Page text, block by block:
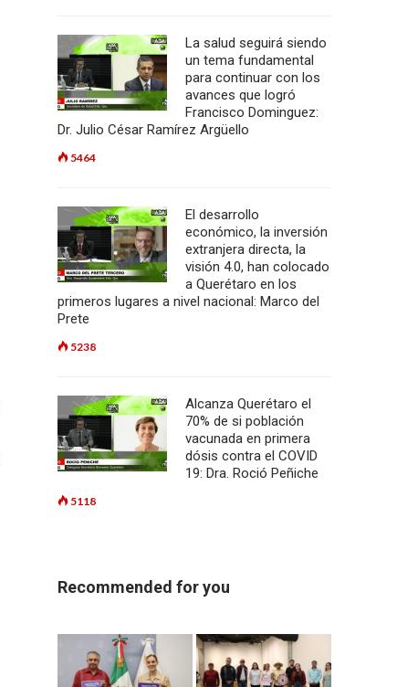
La salud seguirá siendo
un tema fundamental
para continuar con los
avances que logró
Francisco Dominguez:
Dr. Julio César Ramírez Argüello
5464
El desarrollo
económico, la inversión
extranjera directa, la
visión 4.0, han colocado
a Querétaro en los
primeros lugares a nivel nacional: Marco del
Prete
5238
Alcanza Querétaro el
70% de si población
vacunada en primera
dósis contra el COVID
19: Dra. Roció Peñiche
5118
Recommended for you